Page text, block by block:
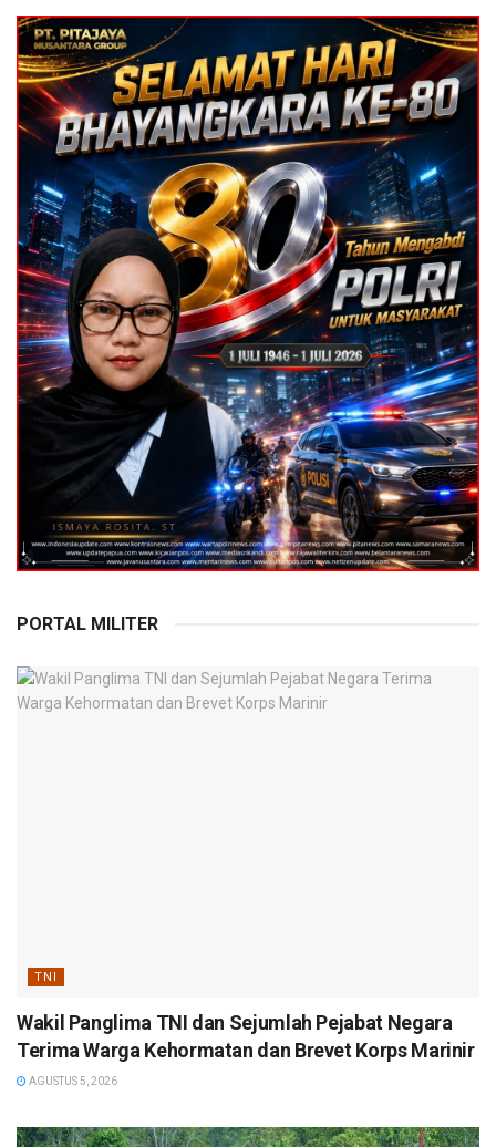
PORTAL MILITER
TNI
Wakil Panglima TNI dan Sejumlah Pejabat Negara
Terima Warga Kehormatan dan Brevet Korps Marinir
AGUSTUS 5, 2026